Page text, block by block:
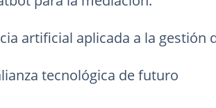
artificial aplicada a la gestión
tecnológica de futuro